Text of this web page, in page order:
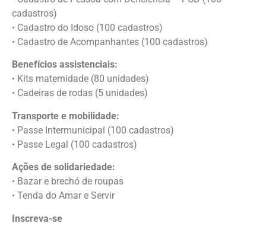
cadastros)
• Cadastro do Idoso (100 cadastros)
• Cadastro de Acompanhantes (100 cadastros)
Benefícios assistenciais:
• Kits maternidade (80 unidades)
• Cadeiras de rodas (5 unidades)
Transporte e mobilidade:
• Passe Intermunicipal (100 cadastros)
• Passe Legal (100 cadastros)
Ações de solidariedade:
• Bazar e brechó de roupas
• Tenda do Amar e Servir
Inscreva-se